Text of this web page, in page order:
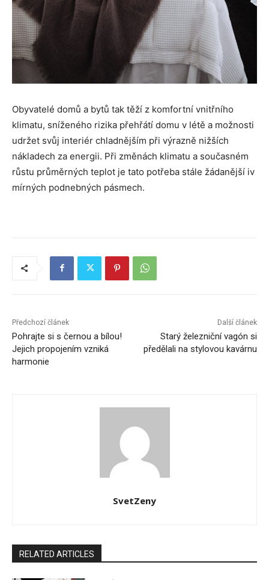
Obyvatelé domů a bytů tak těží z komfortní vnitřního
klimatu, sníženého rizika přehřátí domu v létě a možnosti
udržet svůj interiér chladnějším při výrazně nižších
nákladech za energii. Při změnách klimatu a současném
růstu průměrných teplot je tato potřeba stále žádanější iv
mírných podnebných pásmech.
Předchozí článek
Pohrajte si s černou a bílou!
Jejich propojením vzniká
harmonie
Další článek
Starý železniční vagón si
předělali na stylovou kavárnu
SvetZeny
RELATED ARTICLES